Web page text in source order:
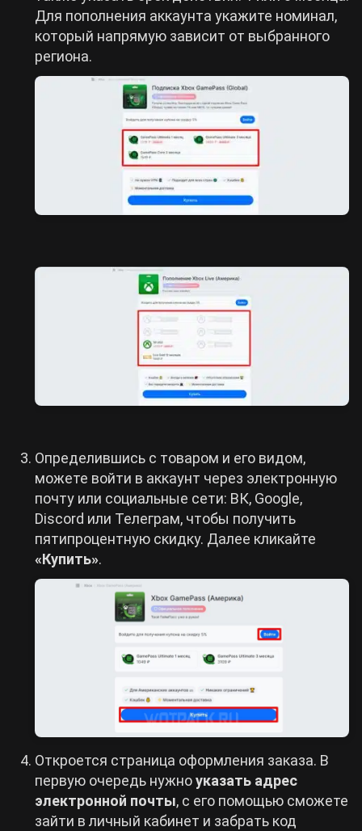
Для пополнения аккаунта укажите номинал,
который напрямую зависит от выбранного
региона.
Определившись с товаром и его видом,
можете войти в аккаунт через электронную
почту или социальные сети: ВК, Google,
Discord или Телеграм, чтобы получить
пятипроцентную скидку. Далее кликайте
«Купить».
Откроется страница оформления заказа. В
первую очередь нужноуказать адрес
электронной почты, с его помощью сможете
зайти в личный кабинет и забрать код